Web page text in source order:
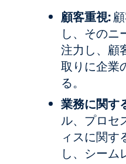
顧客重視:
し、そのニ
注力し、顧
取りに企業
る。
業務に関す
ル、プロセ
ィスに関す
し、シーム